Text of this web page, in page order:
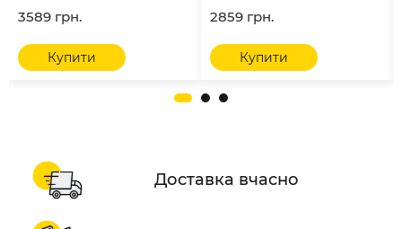
3589 грн.
Купити
2859 грн.
Купити
Доставка вчасно